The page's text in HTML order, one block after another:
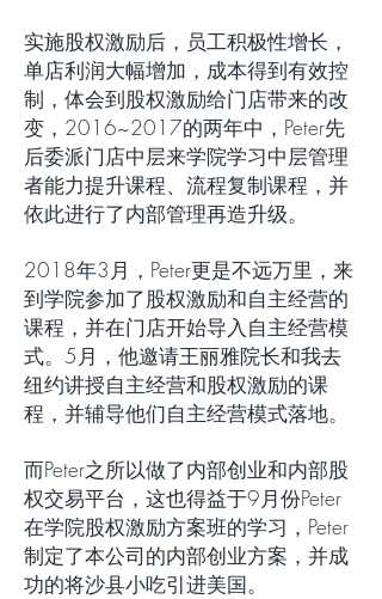
实施股权激励后，员工积极性增长，
单店利润大幅增加，成本得到有效控
制，体会到股权激励给门店带来的改
变，2016~2017的两年中，Peter先
后委派门店中层来学院学习中层管理
者能力提升课程、流程复制课程，并
依此进行了内部管理再造升级。
2018年3月，Peter更是不远万里，来
到学院参加了股权激励和自主经营的
课程，并在门店开始导入自主经营模
式。5月，他邀请王丽雅院长和我去
纽约讲授自主经营和股权激励的课
程，并辅导他们自主经营模式落地。
而Peter之所以做了内部创业和内部股
权交易平台，这也得益于9月份Peter
在学院股权激励方案班的学习，Peter
制定了本公司的内部创业方案，并成
功的将沙县小吃引进美国。